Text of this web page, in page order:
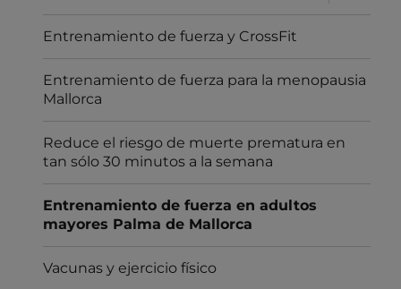
Entrenamiento de fuerza y CrossFit
Entrenamiento de fuerza para la menopausia
Mallorca
Reduce el riesgo de muerte prematura en
tan sólo 30 minutos a la semana
Entrenamiento de fuerza en adultos
mayores Palma de Mallorca
Vacunas y ejercicio físico